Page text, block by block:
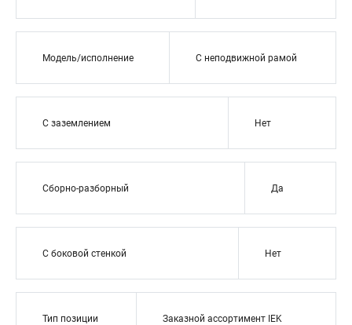
Модель/исполнение С неподвижной рамой
С заземлением Нет
Сборно-разборный Да
С боковой стенкой Нет
Тип позиции Заказной ассортимент IEK